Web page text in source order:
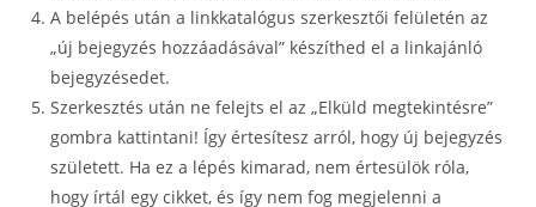
A belépés után a linkkatalógus szerkesztői felületén az
„új bejegyzés hozzáadásával” készíthed el a linkajánló
bejegyzésedet.
Szerkesztés után ne felejts el az „Elküld megtekintésre”
gombra kattintani! Így értesítesz arról, hogy új bejegyzés
született. Ha ez a lépés kimarad, nem értesülök róla,
hogy írtál egy cikket, és így nem fog megjelenni a